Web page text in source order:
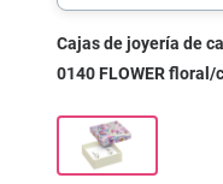
Cajas de joyería de
0140 FLOWER floral/